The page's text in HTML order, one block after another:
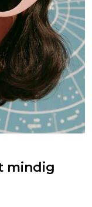
mindig